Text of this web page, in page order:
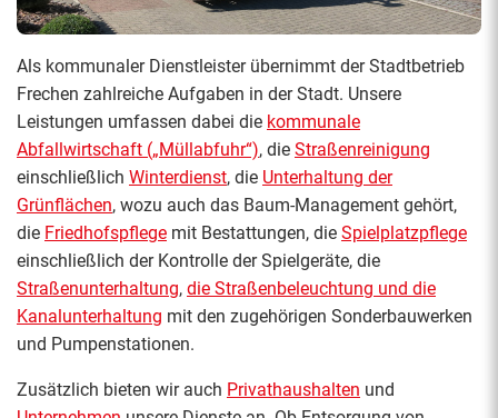
Als kommunaler Dienstleister übernimmt der Stadtbetrieb
Frechen zahlreiche Aufgaben in der Stadt. Unsere
Leistungen umfassen dabei die kommunale
Abfallwirtschaft („Müllabfuhr“), die Straßenreinigung
einschließlich Winterdienst, die Unterhaltung der
Grünflächen, wozu auch das Baum-Management gehört,
die Friedhofspflege mit Bestattungen, die Spielplatzpflege
einschließlich der Kontrolle der Spielgeräte, die
Straßenunterhaltung, die Straßenbeleuchtung und die
Kanalunterhaltung mit den zugehörigen Sonderbauwerken
und Pumpenstationen.
Zusätzlich bieten wir auch Privathaushalten und